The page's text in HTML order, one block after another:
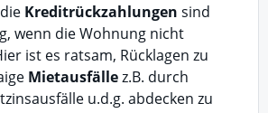
Kreditrückzahlungen sind
wenn die Wohnung nicht
ist es ratsam, Rücklagen zu
Mietausfällez.B. durch
u.d.g. abdecken zu